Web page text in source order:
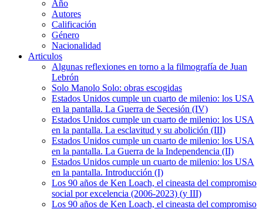
Año
Autores
Calificación
Género
Nacionalidad
Articulos
Algunas reflexiones en torno a la filmografía de Juan
Lebrón
Solo Manolo Solo: obras escogidas
Estados Unidos cumple un cuarto de milenio: los USA
en la pantalla. La Guerra de Secesión (IV)
Estados Unidos cumple un cuarto de milenio: los USA
en la pantalla. La esclavitud y su abolición (III)
Estados Unidos cumple un cuarto de milenio: los USA
en la pantalla. La Guerra de la Independencia (II)
Estados Unidos cumple un cuarto de milenio: los USA
en la pantalla. Introducción (I)
Los 90 años de Ken Loach, el cineasta del compromiso
social por excelencia (2006-2023) (y III)
Los 90 años de Ken Loach, el cineasta del compromiso